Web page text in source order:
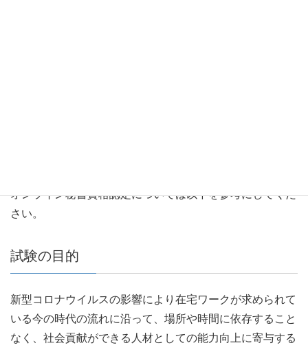
オンライン秘書資格認定については以下を参考にしてくだ
さい。
試験の目的
新型コロナウイルスの影響により在宅ワークが求められて
いる今の時代の流れに沿って、場所や時間に依存すること
なく、社会貢献ができる人材としての能力向上に寄与する